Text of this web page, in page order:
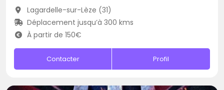
Lagardelle-sur-Lèze (31)
Déplacement jusqu’à 300 kms
À partir de 150€
Contacter Profil